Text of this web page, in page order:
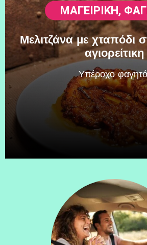
ΜΑΓΕΙΡΙΚΗ,
Μελιτζάνα με χταπόδι
αγιορείτικη
Υπέροχο